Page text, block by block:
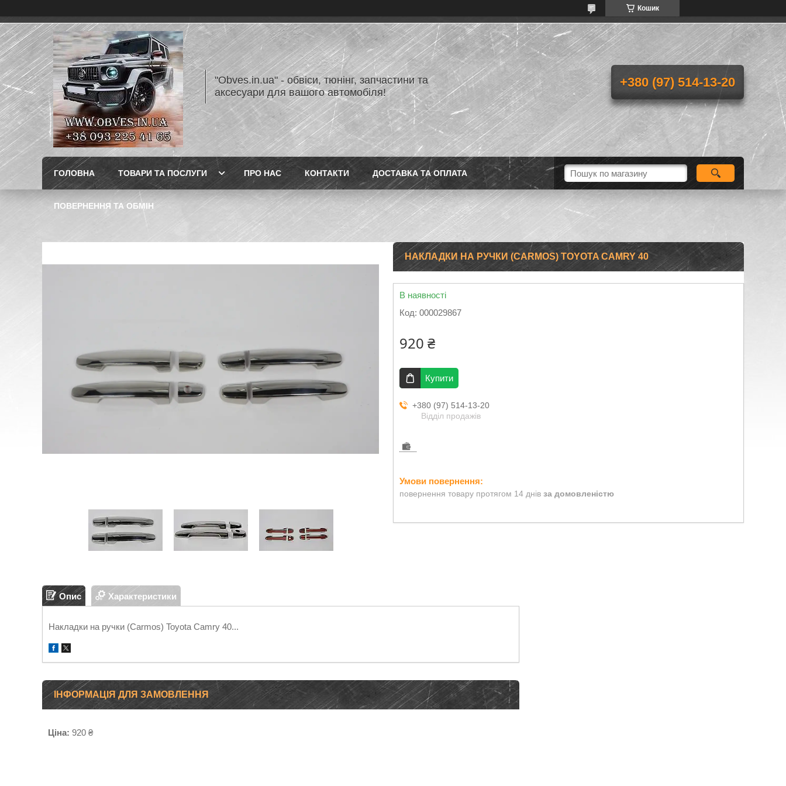
Кошик
"Obves.in.ua" - обвіси, тюнінг, запчастини та
аксесуари для вашого автомобіля!
+380 (97) 514-13-20
ГОЛОВНА ТОВАРИ ТА ПОСЛУГИ ПРО НАС КОНТАКТИ ДОСТАВКА ТА ОПЛАТА
ПОВЕРНЕННЯ ТА ОБМІН
НАКЛАДКИ НА РУЧКИ (CARMOS) TOYOTA CAMRY 40
В наявності
Код: 000029867
920 ₴
Купити
+380 (97) 514-13-20
Відділ продажів
повернення товару протягом 14 днів за домовленістю
Опис Характеристики
Накладки на ручки (Carmos) Toyota Camry 40...
ІНФОРМАЦІЯ ДЛЯ ЗАМОВЛЕННЯ
Ціна: 920 ₴